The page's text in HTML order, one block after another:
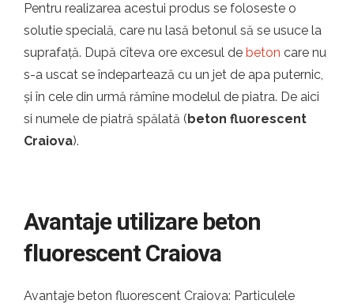
Pentru realizarea acestui produs se foloseste o
solutie specială, care nu lasă betonul să se usuce la
suprafață. După cîteva ore excesul de beton care nu
s-a uscat se îndepartează cu un jet de apa puternic,
și în cele din urmă rămîne modelul de piatra. De aici
si numele de piatră spălată (beton fluorescent
Craiova).
Avantaje utilizare beton
fluorescent Craiova
Avantaje beton fluorescent Craiova: Particulele